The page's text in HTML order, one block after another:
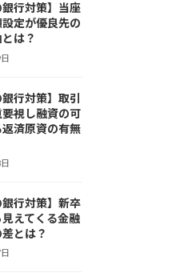
銀行対策】当座
定が優良先の
は？
銀行対策】取引
視し融資の可
済原資の有無
銀行対策】新卒
えてくる金融
とは？